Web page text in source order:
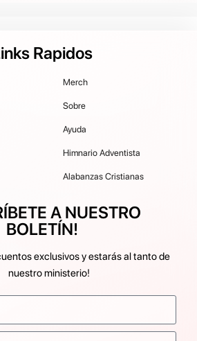
Rapidos
Merch
Sobre
Ayuda
Himnario Adventista
Alabanzas Cristianas
A NUESTRO
BOLETÍN!
exclusivos y estarás al tanto de
nuestro ministerio!